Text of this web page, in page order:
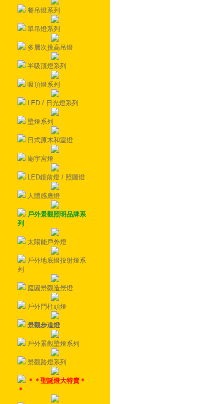
餐吊燈系列
單吊燈系列
多層次挑高吊燈
半吸頂燈系列
吸頂燈系列
LED / 日光燈系列
壁燈系列
日式原木和室燈
廟宇宮燈
LED鏡前燈 / 照圖燈
人體感應燈
戶外景觀照明品牌系
列
太陽能戶外燈
戶外地底燈投射燈系
列
庭園景觀造景燈
戶外門柱頭燈
景觀步道燈
戶外景觀壁燈系列
景觀路燈系列
＊＊聖誕燈大特賣＊
＊